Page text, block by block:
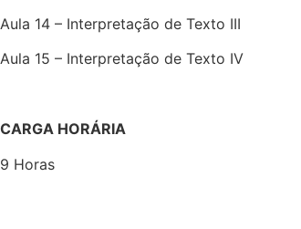
Aula 14 – Interpretação de Texto III
Aula 15 – Interpretação de Texto IV
CARGA HORÁRIA
9 Horas